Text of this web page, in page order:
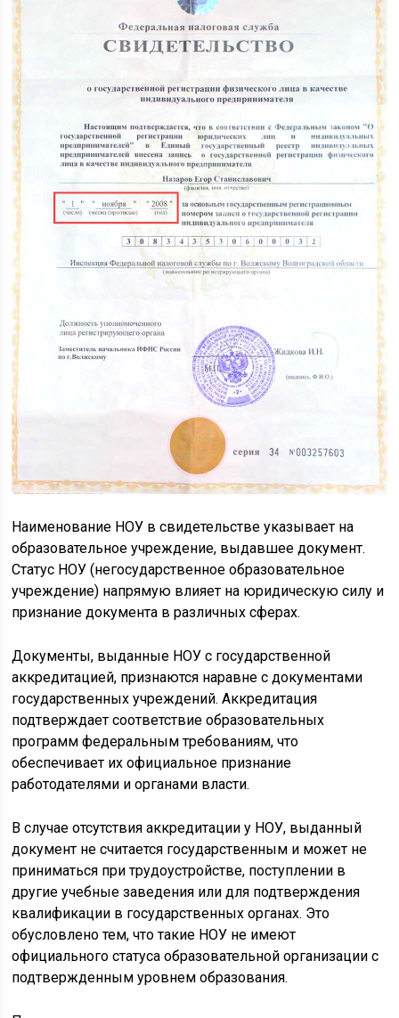
Наименование НОУ в свидетельстве указывает на
образовательное учреждение, выдавшее документ.
Статус НОУ (негосударственное образовательное
учреждение) напрямую влияет на юридическую силу и
признание документа в различных сферах.
Документы, выданные НОУ с государственной
аккредитацией, признаются наравне с документами
государственных учреждений. Аккредитация
подтверждает соответствие образовательных
программ федеральным требованиям, что
обеспечивает их официальное признание
работодателями и органами власти.
В случае отсутствия аккредитации у НОУ, выданный
документ не считается государственным и может не
приниматься при трудоустройстве, поступлении в
другие учебные заведения или для подтверждения
квалификации в государственных органах. Это
обусловлено тем, что такие НОУ не имеют
официального статуса образовательной организации с
подтвержденным уровнем образования.